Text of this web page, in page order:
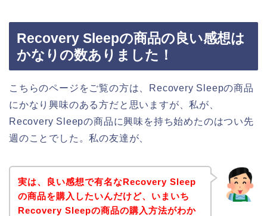
Recovery Sleepの商品の良い感想は
かなりの数ありました！
こちらのページをご覧の方は、Recovery Sleepの商品
にかなり興味のある方だと思いますが、私が、
Recovery Sleepの商品に興味を持ち始めたのはつい先
週のことでした。私の友達が、
実は、良い感想で有名なRecovery Sleep
の商品を購入したいんだけど、いまいち
Recovery Sleepの商品の購入方法がわか